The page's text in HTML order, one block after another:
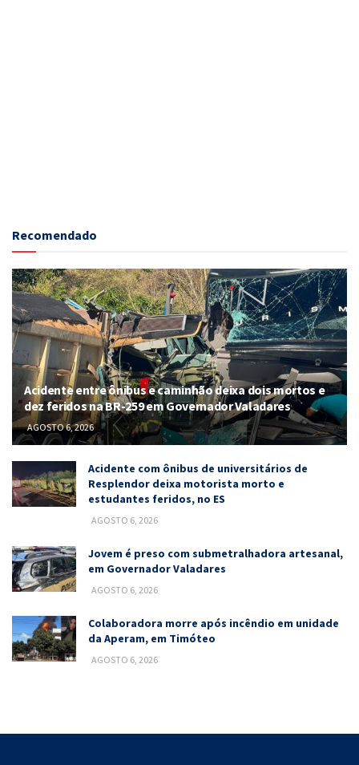
Recomendado
Acidente entre ônibus e caminhão deixa dois mortos e
dez feridos na BR-259 em Governador Valadares
AGOSTO 6, 2026
Acidente com ônibus de universitários de
Resplendor deixa motorista morto e
estudantes feridos, no ES
AGOSTO 6, 2026
Jovem é preso com submetralhadora artesanal,
em Governador Valadares
AGOSTO 6, 2026
Colaboradora morre após incêndio em unidade
da Aperam, em Timóteo
AGOSTO 6, 2026